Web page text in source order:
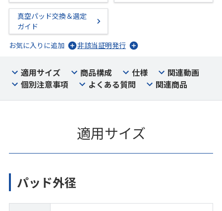
真空パッド交換＆選定
ガイド
お気に入りに追加
非該当証明発行
適用サイズ 商品構成 仕様
関連動画
個別注意事項
よくある質問 関連商品
適用サイズ
パッド外径